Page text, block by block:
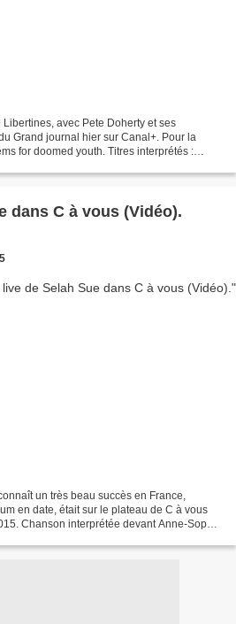
avec Pete Doherty et ses
Grand journal hier sur Canal+. Pour la
for doomed youth. Titres interprétés :
dans C à vous (Vidéo).
un très beau succès en France,
en date, était sur le plateau de C à vous
Chanson interprétée devant Anne-Sophie